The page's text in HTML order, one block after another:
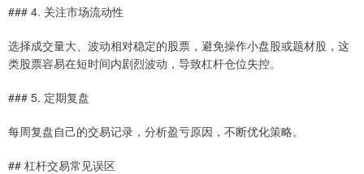
### 4. 关注市场流动性
选择成交量大、波动相对稳定的股票，避免操作小盘股或题材股，这
类股票容易在短时间内剧烈波动，导致杠杆仓位失控。
### 5. 定期复盘
每周复盘自己的交易记录，分析盈亏原因，不断优化策略。
## 杠杆交易常见误区